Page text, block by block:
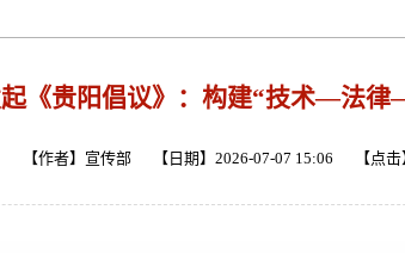
起《贵阳倡议》：构建“技术—法
【作者】宣传部 【日期】2026-07-07 15:06 【点击